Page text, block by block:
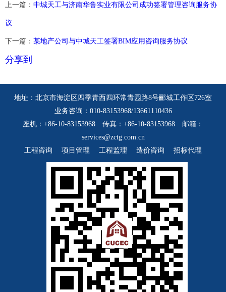
上一篇： 中城天工与济南华鲁实业有限公司成功签署管理咨询服务协
议
下一篇： 某地产公司与中城天工签署BIM应用咨询服务协议
分享到
地址：北京市海淀区四季青西四环常青园路8号郦城工作区726室
业务咨询：010-83153968/13661110436
座机：+86-10-83153968 传真：+86-10-83153968 邮箱：
services@zctg.com.cn
工程咨询
项目管理 工程监理 造价咨询 招标代理